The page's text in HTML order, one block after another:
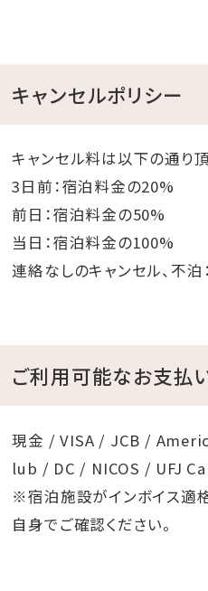
キャンセルポリシー
キャンセル料は以下の通り頂
3日前：宿泊料金の20%
前日：宿泊料金の50%
当日：宿泊料金の100%
連絡なしのキャンセル、不
ご利用可能なお支払
現金 / VISA / JCB /
lub / DC / NICOS / UFJ
※宿泊施設がインボイス適
自身でご確認ください。